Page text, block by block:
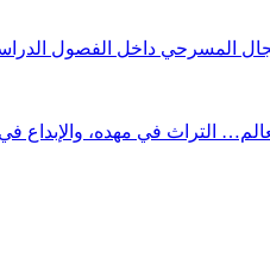
المسرحي داخل الفصول